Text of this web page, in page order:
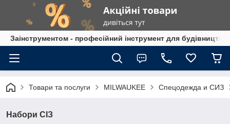
Заінструментом - професійний інструмент для
Товари та послуги MILWAUKEE Спецодежда и СИЗ
Набори СІЗ